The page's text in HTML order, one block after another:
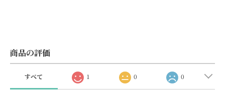
商品の評価
すべて 1 0 0